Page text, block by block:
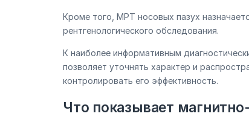
Кроме того, МРТ носовых пазух
рентгенологического обследования.
К наиболее информативным
позволяет уточнять характер и
контролировать его эффективность.
Что показывает